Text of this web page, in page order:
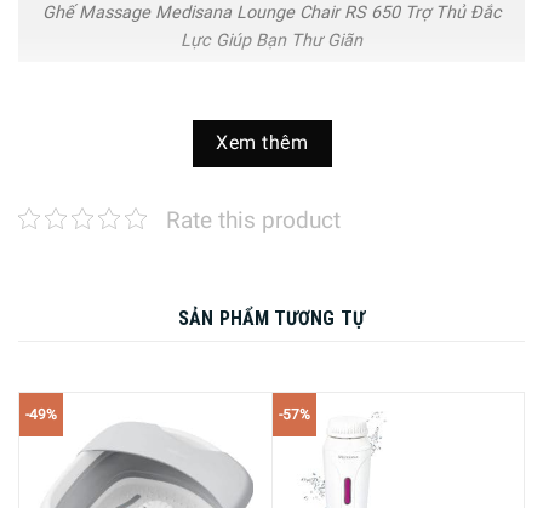
Ghế Massage Medisana Lounge Chair RS 650 Trợ Thủ Đắc
Lực Giúp Bạn Thư Giãn
Ghế Massage Medisana Lounge Chair RS 650 được đánh
giá rất cao nhờ sự kết hợp giữa thiết kế hiện đại và các tính
giúp tô điểm thêm cho không gian sống của bạn.
Xem thêm
Rate this product
SẢN PHẨM TƯƠNG TỰ
-49% -57%